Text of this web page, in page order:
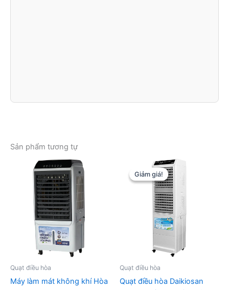
Sản phẩm tương tự
Quạt điều hòa
Máy làm mát không khí Hòa
Giảm giá!
Giảm giá!
Quạt điều hòa
Quạt điều hòa Daikiosan